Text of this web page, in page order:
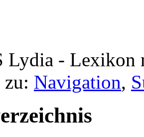
Lydia - Lexikon
zu: Navigation,